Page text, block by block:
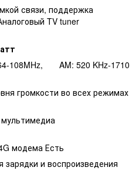
связи, поддержка
TV tuner
108MHz, AM: 520 KHz-1710
громкости во всех режимах
модема Есть
и воспроизведения